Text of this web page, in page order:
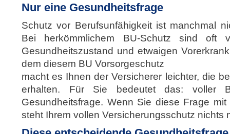
Nur eine Gesundheitsfrage
Schutz vor Berufsunfähigkeit ist manchmal
Bei herkömmlichem BU-Schutz sind oft
Gesundheitszustand und etwaigen
dem diesem BU Vorsorgeschutz
macht es Ihnen der Versicherer leichter, die
erhalten. Für Sie bedeutet das: voller
Gesundheitsfrage. Wenn Sie diese Frage mit
steht Ihrem vollen Versicherungsschutz nichts